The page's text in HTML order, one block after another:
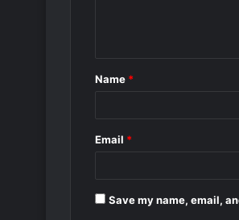
*
Name *
Email *
Save my name, email,